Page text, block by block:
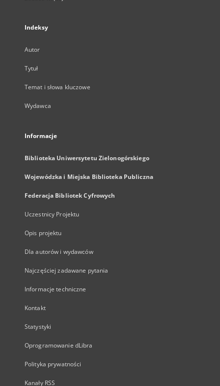
Indeksy
Autor
Tytuł
Temat i słowa kluczowe
Wydawca
Informacje
Biblioteka Uniwersytetu Zielonogórskiego
Wojewódzka i Miejska Biblioteka Publiczna
Federacja Bibliotek Cyfrowych
Uczestnicy Projektu
Opis projektu
Dla autorów i wydawców
Najczęściej zadawane pytania
Informacje techniczne
Kontakt
Statystyki
Oprogramowanie dLibra
Polityka prywatności
Kanały RSS